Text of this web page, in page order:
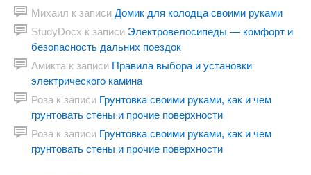
Михаил к записи Домик для колодца своими руками
StudyDocx к записи Электровелосипеды — комфорт и
безопасность дальних поездок
Амикта к записи Правила выбора и установки
электрического камина
Роза к записи Грунтовка своими руками, как и чем
грунтовать стены и прочие поверхности
Роза к записи Грунтовка своими руками, как и чем
грунтовать стены и прочие поверхности